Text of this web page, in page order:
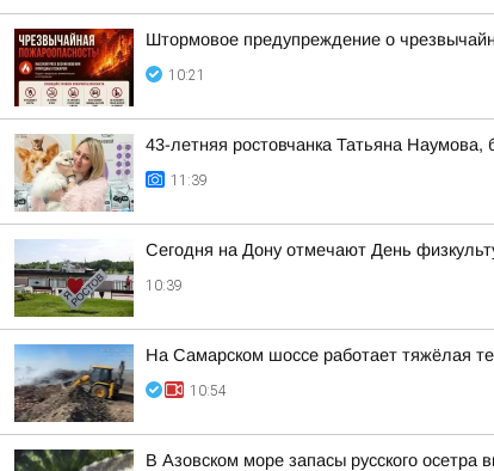
Штормовое предупреждение о
10:21
43-летняя ростовчанка Татьяна Наумова,
11:39
Сегодня на Дону отмечают День
10:39
На Самарском шоссе работает тяжёлая
10:54
В Азовском море запасы русского осетра